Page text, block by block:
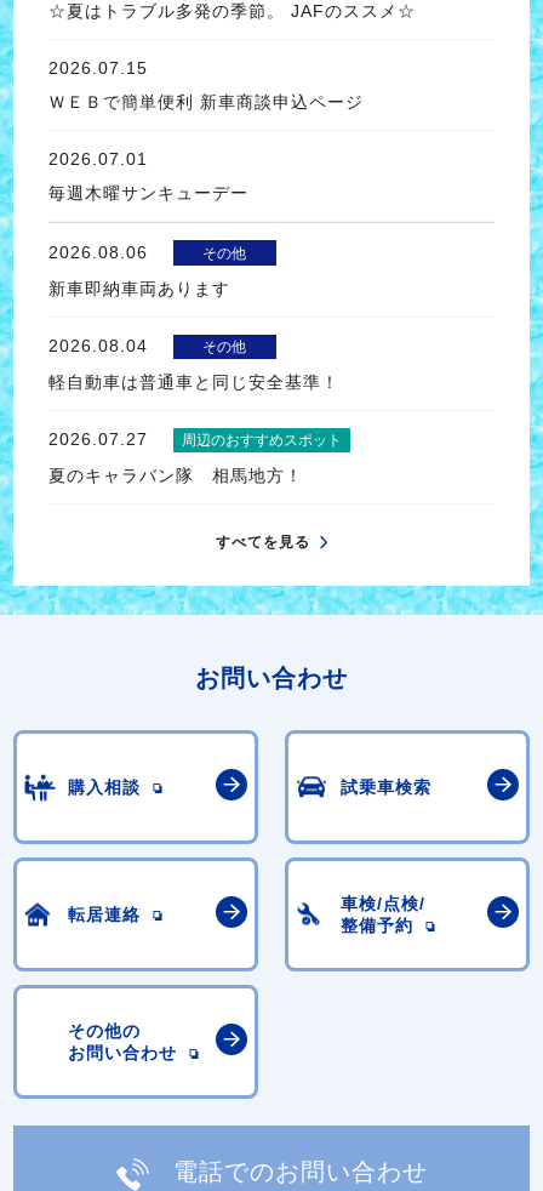
☆夏はトラブル多発の季節。 JAFのススメ☆
2026.07.15
ＷＥＢで簡単便利 新車商談申込ページ
2026.07.01
毎週木曜サンキューデー
2026.08.06 その他
新車即納車両あります
2026.08.04 その他
軽自動車は普通車と同じ安全基準！
2026.07.27 周辺のおすすめスポット
夏のキャラバン隊 相馬地方！
すべてを見る
お問い合わせ
購入相談 試乗車検索
転居連絡
車検/点検/
整備予約
その他の
お問い合わせ
電話でのお問い合わせ